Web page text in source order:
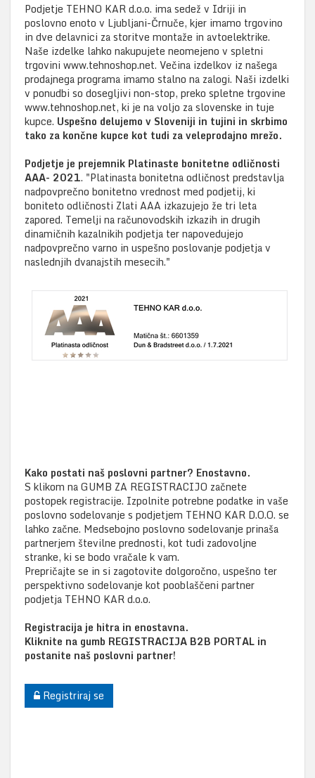
Podjetje TEHNO KAR d.o.o. ima sedež v Idriji in
poslovno enoto v Ljubljani-Črnuče, kjer imamo trgovino
in dve delavnici za storitve montaže in avtoelektrike.
Naše izdelke lahko nakupujete neomejeno v spletni
trgovini www.tehnoshop.net. Večina izdelkov iz našega
prodajnega programa imamo stalno na zalogi. Naši izdelki
v ponudbi so dosegljivi non-stop, preko spletne trgovine
www.tehnoshop.net, ki je na voljo za slovenske in tuje
kupce. Uspešno delujemo v Sloveniji in tujini in skrbimo
tako za končne kupce kot tudi za veleprodajno mrežo.
Podjetje je prejemnik Platinaste bonitetne odličnosti
AAA- 2021. "Platinasta bonitetna odličnost predstavlja
nadpovprečno bonitetno vrednost med podjetij, ki
boniteto odličnosti Zlati AAA izkazujejo že tri leta
zapored. Temelji na računovodskih izkazih in drugih
dinamičnih kazalnikih podjetja ter napovedujejo
nadpovprečno varno in uspešno poslovanje podjetja v
naslednjih dvanajstih mesecih."
Kako postati naš poslovni partner? Enostavno.
S klikom na GUMB ZA REGISTRACIJO začnete
postopek registracije. Izpolnite potrebne podatke in vaše
poslovno sodelovanje s podjetjem TEHNO KAR D.O.O. se
lahko začne. Medsebojno poslovno sodelovanje prinaša
partnerjem številne prednosti, kot tudi zadovoljne
stranke, ki se bodo vračale k vam.
Prepričajte se in si zagotovite dolgoročno, uspešno ter
perspektivno sodelovanje kot pooblaščeni partner
podjetja TEHNO KAR d.o.o.
Registracija je hitra in enostavna.
Kliknite na gumb REGISTRACIJA B2B PORTAL in
postanite naš poslovni partner!
Registriraj se